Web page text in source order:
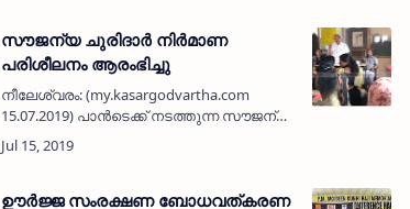
പച്ചക്കറി കൃഷിക്ക് വിത്തിട്ടു. തൃക്…
സൗജന്യ ചുരിദാര്‍ നിര്‍മാണ
പരിശീലനം ആരംഭിച്ചു
നീലേശ്വരം: (my.kasargodvartha.com
15.07.2019) പാന്‍ടെക്ക് നടത്തുന്ന സൗജന്യ
ചുരിദാര്‍ നിര്‍മാണ പരിശീലനത്തിന്റെ
എട്ടാമത് ബാച്ച് ഉദ്ഘാടനം പാന്‍ടെക്ക്
ഊര്‍ജ്ജ സംരക്ഷണ ബോധവത്കരണ